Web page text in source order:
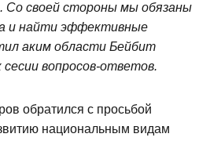
Со своей стороны мы обязаны
и найти эффективные
аким области Бейбит
сесии вопросов-ответов.
обратился с просьбой
национальным видам